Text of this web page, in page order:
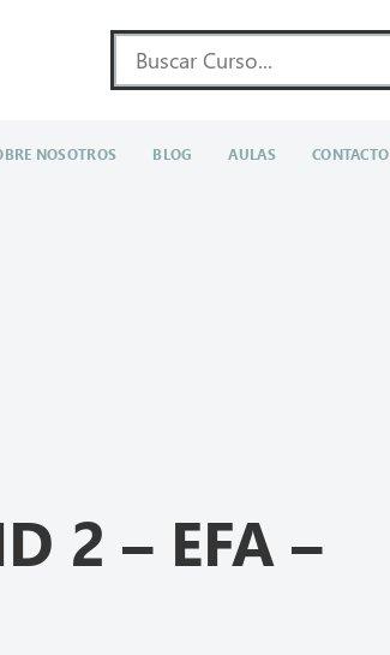
NOSOTROS BLOG AULAS CONTACTO
2 – EFA –